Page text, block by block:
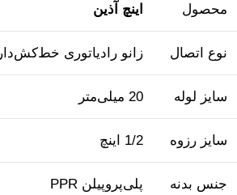
محصول
اینچ آذین
نوع اتصال زانو رادیاتوری خط‌کش‌دار
سایز لوله 20 میلی‌متر
سایز رزوه 1/2 اینچ
جنس بدنه پلی‌پروپیلن PPR